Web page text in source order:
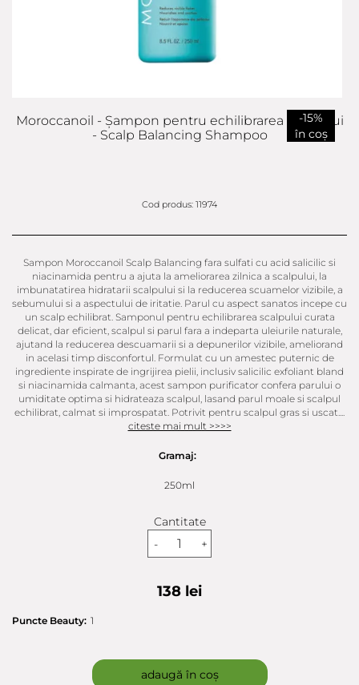
Moroccanoil - Șampon pentru echilibrarea scalpului
- Scalp Balancing Shampoo
-15%
în coș
Cod produs: 11974
Sampon Moroccanoil Scalp Balancing fara sulfati cu acid salicilic si
niacinamida pentru a ajuta la ameliorarea zilnica a scalpului, la
imbunatatirea hidratarii scalpului si la reducerea scuamelor vizibile, a
sebumului si a aspectului de iritatie. Parul cu aspect sanatos incepe cu
un scalp echilibrat. Samponul pentru echilibrarea scalpului curata
delicat, dar eficient, scalpul si parul fara a indeparta uleiurile naturale,
ajutand la reducerea descuamarii si a depunerilor vizibile, ameliorand
in acelasi timp disconfortul. Formulat cu un amestec puternic de
ingrediente inspirate de ingrijirea pielii, inclusiv salicilic exfoliant bland
si niacinamida calmanta, acest sampon purificator confera parului o
umiditate optima si hidrateaza scalpul, lasand parul moale si scalpul
echilibrat, calmat si improspatat. Potrivit pentru scalpul gras si uscat....
citeste mai mult >>>>
Gramaj:
250ml
Cantitate
-
+
138 lei
Puncte Beauty: 1
adaugă în coș